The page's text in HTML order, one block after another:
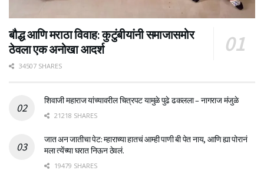
बौद्ध आणि मराठा विवाह: कुटुंबीयांनी समाजासमोर
ठेवला एक अनोखा आदर्श
34507 SHARES
शिवाजी महाराज यांच्यावरील चित्रपट यामुळे पुढे ढकलला – नागराज मंजुळे
21218 SHARES
जात अन जातीचा पेट: म्हाराच्या हातचं आम्ही पाणी बी पेत नाय, आणि ह्या पोरानं
मला त्येंच्या घरात निऊन ठेवलं.
19479 SHARES